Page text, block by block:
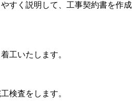
すく説明して、工事契約書を作成
工いたします。
検査をします。